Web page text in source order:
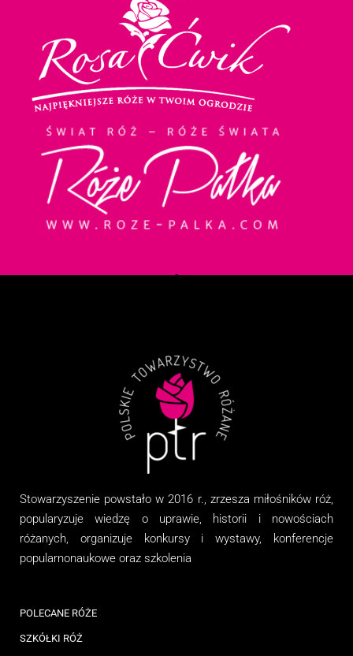
Stowarzyszenie powstało w 2016 r., zrzesza miłośników róż,
popularyzuje wiedzę o uprawie, historii i nowościach
różanych, organizujekonkursy i wystawy, konferencje
popularnonaukowe oraz szkolenia
POLECANE RÓŻE
SZKÓŁKI RÓŻ